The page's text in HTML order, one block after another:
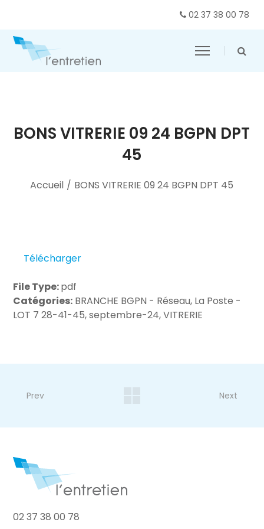
02 37 38 00 78
BONS VITRERIE 09 24 BGPN DPT
45
Accueil / BONS VITRERIE 09 24 BGPN DPT 45
Télécharger
File Type:pdf
Catégories: BRANCHE BGPN - Réseau, La Poste -
LOT 7 28-41-45, septembre-24, VITRERIE
Prev Next
02 37 38 00 78